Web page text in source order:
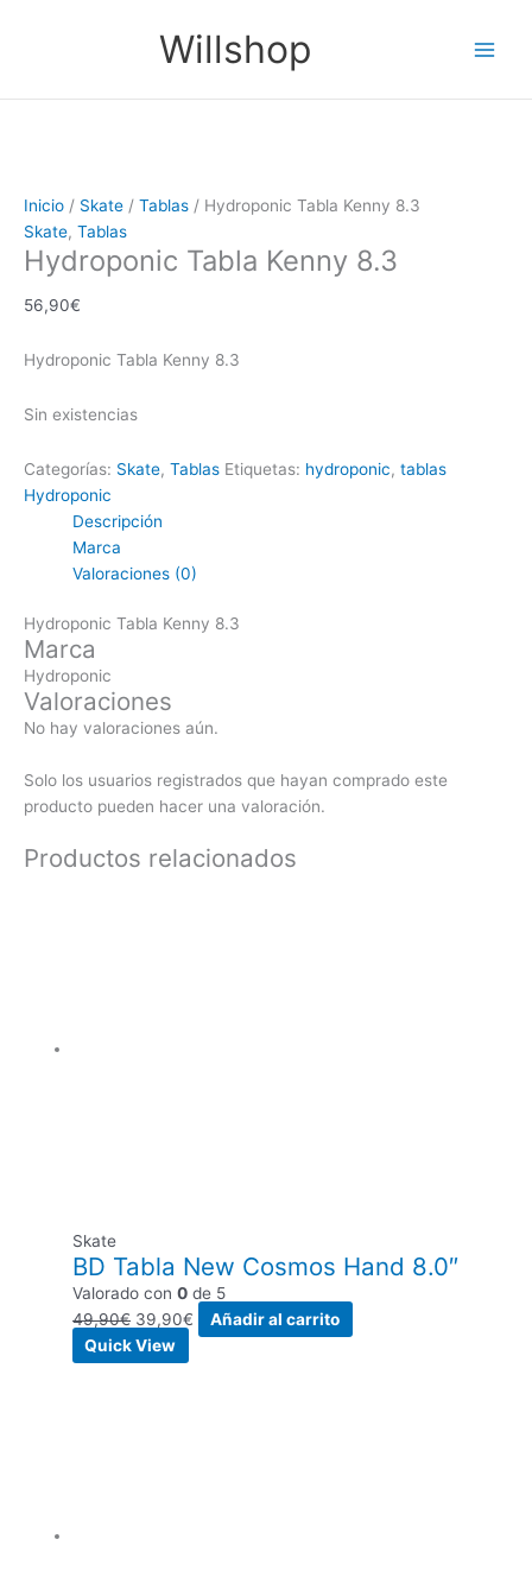
Willshop
Inicio / Skate / Tablas / Hydroponic Tabla Kenny 8.3
Skate, Tablas
Hydroponic Tabla Kenny 8.3
56,90€
Hydroponic Tabla Kenny 8.3
Sin existencias
Categorías: Skate, Tablas Etiquetas: hydroponic, tablas
Hydroponic
Descripción
Marca
Valoraciones (0)
Hydroponic Tabla Kenny 8.3
Marca
Hydroponic
Valoraciones
No hay valoraciones aún.
Solo los usuarios registrados que hayan comprado este
producto pueden hacer una valoración.
Productos relacionados
Skate
BD Tabla New Cosmos Hand 8.0″
Valorado con0 de 5
49,90€
precio
original
39,90€
precio
actual
Añadir al carrito
Quick View
precio
original
precio
actual
precio
original
precio
actual